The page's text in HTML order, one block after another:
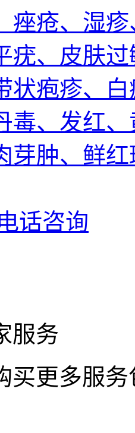
痤疮、湿
疣、皮肤
状疱疹、
毒、发红
芽肿、鲜
话咨询
服务
买更多服务